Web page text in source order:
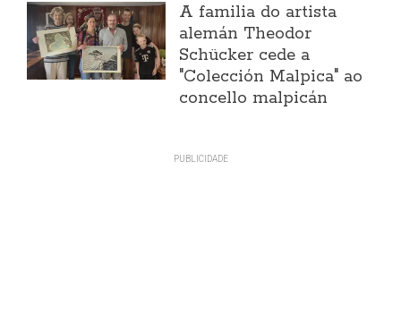
A familia do artista
alemán Theodor
Schücker cede a
"Colección Malpica" ao
concello malpicán